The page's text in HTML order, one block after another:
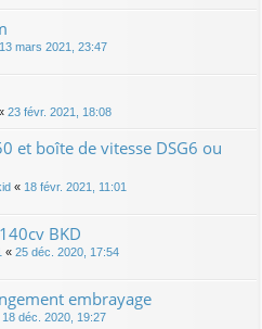
13 mars 2021, 23:47
23 févr. 2021, 18:08
et boîte de vitesse DSG6 ou
« 18 févr. 2021, 11:01
BKD
« 25 déc. 2020, 17:54
embrayage
18 déc. 2020, 19:27